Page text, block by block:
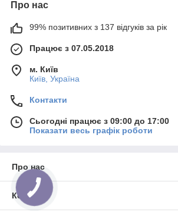
Про нас
99% позитивних з 137 відгуків за рік
Працює з 07.05.2018
м. Київ
Київ, Україна
Контакти
Сьогодні працює з 09:00 до 17:00
Показати весь графік роботи
Про нас
Контакти